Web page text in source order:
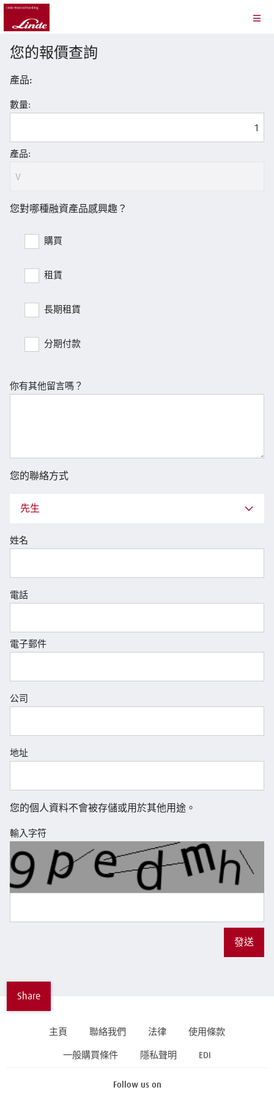
您的報價查詢
產品:
數量:
產品:
您對哪種融資產品感興趣？
購買
租賃
長期租賃
分期付款
你有其他留言嗎？
您的聯絡方式
先生
姓名
電話
電子郵件
公司
地址
您的個人資料不會被存儲或用於其他用途。
輸入字符
發送
Share
主頁 聯絡我們 法律 使用條款
一般購買條件 隱私聲明 EDI
Follow us on